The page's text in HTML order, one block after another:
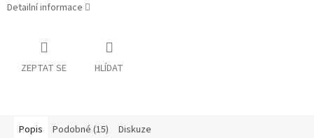
Detailní informace
ZEPTAT SE HLÍDAT
Popis Podobné (15) Diskuze